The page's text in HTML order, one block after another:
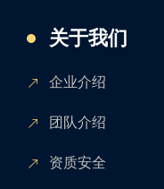
关于我们
企业介绍
团队介绍
资质安全